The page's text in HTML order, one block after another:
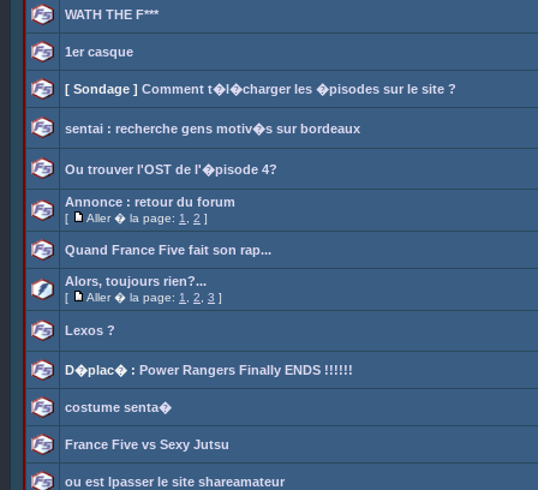
WATH THE F***
1er casque
[ Sondage ] Comment t�l�charger les �pisodes sur le site ?
sentai : recherche gens motiv�s sur bordeaux
Ou trouver l'OST de l'�pisode 4?
Annonce : retour du forum
[ Aller � la page: 1 2 ]
Quand France Five fait son rap...
Alors, toujours rien?...
[ Aller � la page: 1 2 3 ]
Lexos ?
D�plac� : Power Rangers Finally ENDS !!!!!!
costume senta�
France Five vs Sexy Jutsu
ou est lpasser le site shareamateur